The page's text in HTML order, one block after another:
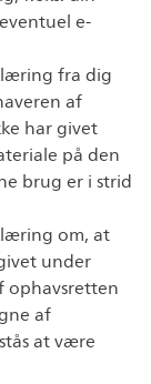
e-
fra dig
af
har givet
på den
brug er i strid
om, at
under
ophavsretten
af
at være